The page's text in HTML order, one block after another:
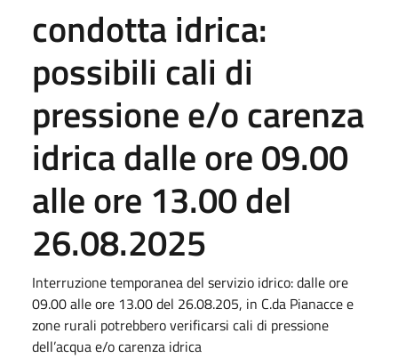
condotta idrica:
possibili cali di
pressione e/o carenza
idrica dalle ore 09.00
alle ore 13.00 del
26.08.2025
Interruzione temporanea del servizio idrico: dalle ore
09.00 alle ore 13.00 del 26.08.205, in C.da Pianacce e
zone rurali potrebbero verificarsi cali di pressione
dell’acqua e/o carenza idrica